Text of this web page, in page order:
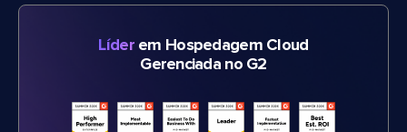
Líderem Hospedagem Cloud
Gerenciada no G2